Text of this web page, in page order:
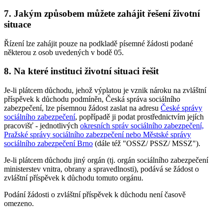
7. Jakým způsobem můžete zahájit řešení životní
situace
Řízení lze zahájit pouze na podkladě písemné žádosti podané
některou z osob uvedených v bodě 05.
8. Na které instituci životní situaci řešit
Je-li plátcem důchodu, jehož výplatou je vznik nároku na zvláštní
příspěvek k důchodu podmíněn, Česká správa sociálního
zabezpečení, lze písemnou žádost zaslat na adresu České správy
sociálního zabezpečení, popřípadě ji podat prostřednictvím jejích
pracovišť - jednotlivých okresních správ sociálního zabezpečení,
Pražské správy sociálního zabezpečení nebo Městské správy
sociálního zabezpečení Brno (dále též "OSSZ/ PSSZ/ MSSZ").
Je-li plátcem důchodu jiný orgán (tj. orgán sociálního zabezpečení
ministerstev vnitra, obrany a spravedlnosti), podává se žádost o
zvláštní příspěvek k důchodu tomuto orgánu.
Podání žádosti o zvláštní příspěvek k důchodu není časově
omezeno.